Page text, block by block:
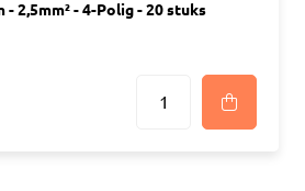
- 2,5mm² - 4-Polig - 20 stuks